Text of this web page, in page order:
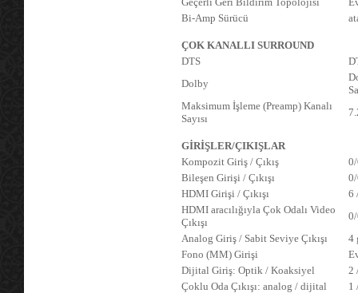
Bi-Amp Sürücü
ÇOK KANALLI SURROUND
DTS
Dolby
Maksimum İşleme (Preamp) Kanalı
Sayısı
GİRİŞLER/ÇIKIŞLAR
Kompozit Giriş / Çıkış
Bileşen Girişi / Çıkışı
HDMI Girişi / Çıkışı
6
HDMI aracılığıyla Çok Odalı Video
Çıkışı
Analog Giriş / Sabit Seviye Çıkışı
4
Fono (MM) Girişi
Dijital Giriş: Optik / Koaksiyel
2
Çoklu Oda Çıkışı: analog / dijital
1